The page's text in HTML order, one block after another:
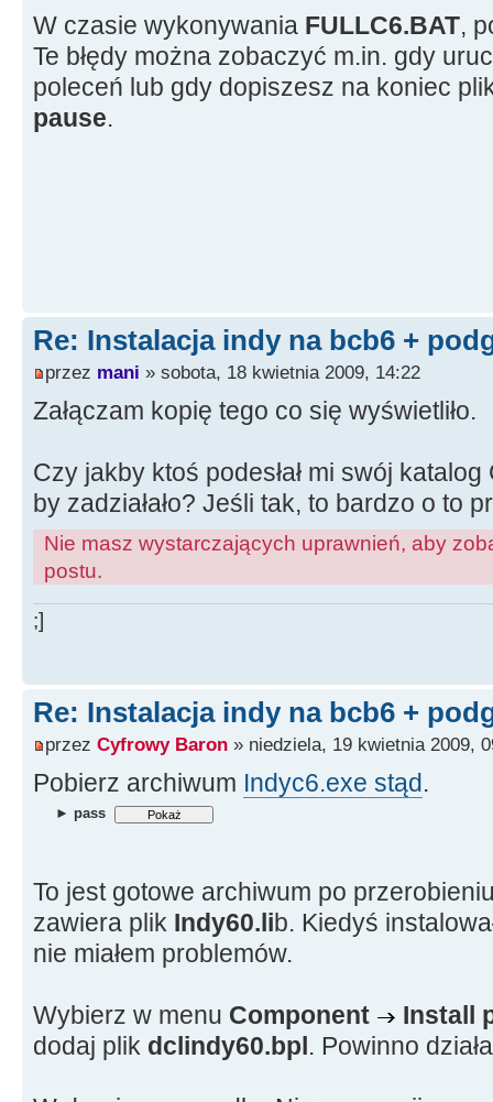
W czasie wykonywania FULLC6.BAT,
Te błędy można zobaczyć m.in. gdy
poleceń lub gdy dopiszesz na koniec
pause.
Re: Instalacja indy na bcb6 +
przez mani » sobota, 18 kwietnia 2009, 14:22
Załączam kopię tego co się wyświetliło.
Czy jakby ktoś podesłał mi swój
by zadziałało? Jeśli tak, to bardzo o to
Nie masz wystarczających uprawnień, aby
postu.
;]
Re: Instalacja indy na bcb6 +
przez Cyfrowy Baron » niedziela, 19 kwietnia 2009,
Pobierz archiwum Indyc6.exe stąd.
► pass
To jest gotowe archiwum po
zawiera plik Indy60.lib. Kiedyś
nie miałem problemów.
Wybierz w menu Component
Install
dodaj plik dclindy60.bpl. Powinno